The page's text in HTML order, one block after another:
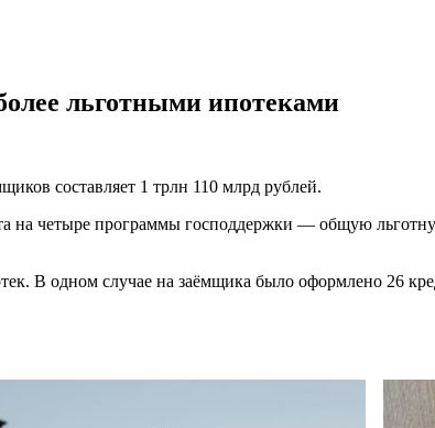
льготными ипотеками
составляет 1 трлн 110 млрд рублей.
на четыре программы господдержки — общую
В одном случае на заёмщика было оформлено 26